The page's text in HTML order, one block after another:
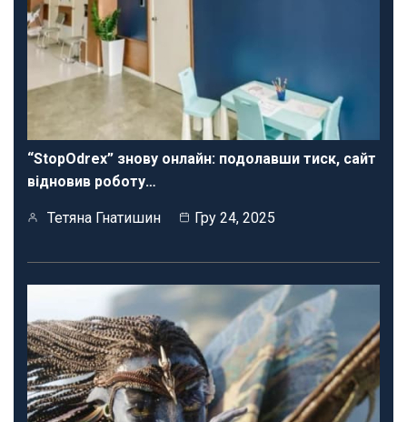
“StopOdrex” знову онлайн: подолавши тиск, сайт
відновив роботу…
Тетяна Гнатишин Гру 24, 2025